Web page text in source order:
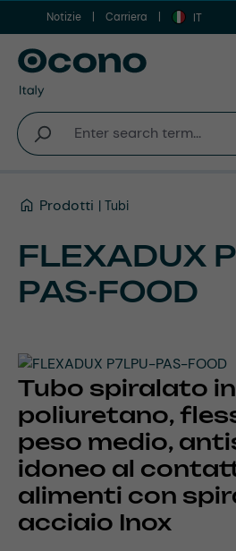
Vai al contenuto principale
Notizie Carriera IT
Prodotti Tubi
FLEXADUX
PAS-FOOD
Tubo spiralato in
poliuretano,
peso medio,
idoneo al
alimenti con
acciaio Inox